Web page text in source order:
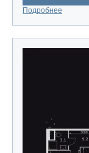
Подробнее